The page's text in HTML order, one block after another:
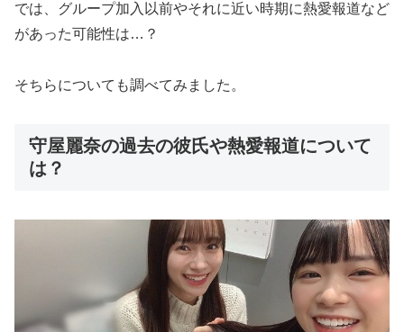
では、グループ加入以前やそれに近い時期に熱愛報道など
があった可能性は…？
そちらについても調べてみました。
守屋麗奈の過去の彼氏や熱愛報道について
は？